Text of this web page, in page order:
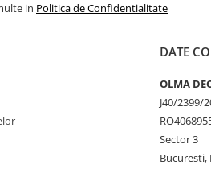
in Politica de Confidentialitate
DATE
OLMA
J40/2399/
Sector 3
Bucuresti,